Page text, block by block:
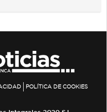
POLÍTICA DE COOKIES